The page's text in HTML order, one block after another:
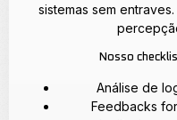
sistemas sem
Nosso
Análise de
Feedbacks